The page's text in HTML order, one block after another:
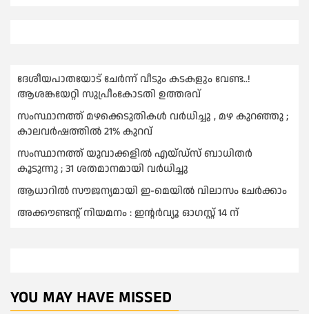
ദേശീയപാതയോട് ചേര്‍ന്ന് വീടും കടകളും വേണ്ട..!
ആശങ്കയേറ്റി സുപ്രീംകോടതി ഉത്തരവ്
സംസ്ഥാനത്ത് മഴക്കെടുതികള്‍ വര്‍ധിച്ചു , മഴ കുറഞ്ഞു ;
കാലവര്‍ഷത്തില്‍ 21% കുറവ്
സംസ്ഥാനത്ത് യുവാക്കളില്‍ എയ്ഡ്സ് ബാധിതര്‍
കൂടുന്നു ; 31 ശതമാനമായി വർധിച്ചു
ആധാറിൽ സൗജന്യമായി ഇ-മെയിൽ വിലാസം ചേർക്കാം
അക്കൗണ്ടന്റ് നിയമനം : ഇൻ്റർവ്യൂ ഓഗസ്റ്റ് 14 ന്
YOU MAY HAVE MISSED